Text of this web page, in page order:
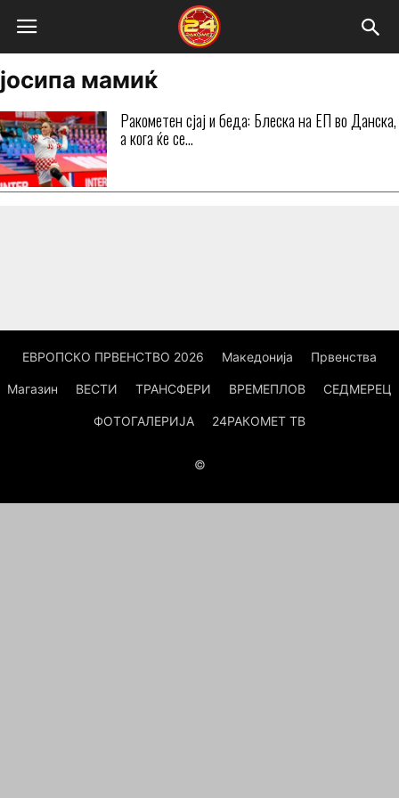
јосипа мамиќ
Ракометен сјај и беда: Блеска на ЕП во Данска,
а кога ќе се...
ЕВРОПСКО ПРВЕНСТВО 2026 Македонија Првенства
Магазин ВЕСТИ ТРАНСФЕРИ ВРЕМЕПЛОВ СЕДМЕРЕЦ
ФОТОГАЛЕРИЈА 24РАКОМЕТ ТВ
©